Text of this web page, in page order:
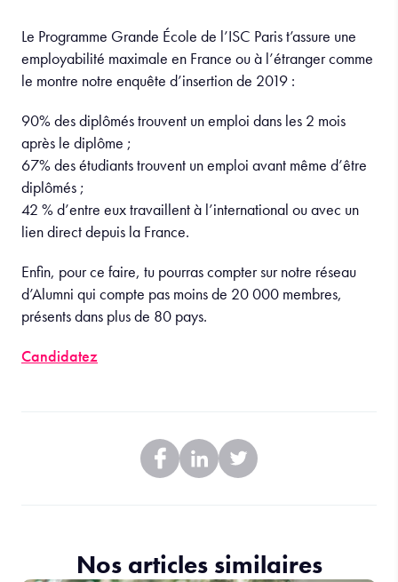
Le Programme Grande École de l’ISC Paris t’assure une
employabilité maximale en France ou à l’étranger comme
le montre notre enquête d’insertion de 2019 :
90% des diplômés trouvent un emploi dans les 2 mois
après le diplôme ;
67% des étudiants trouvent un emploi avant même d’être
diplômés ;
42 % d’entre eux travaillent à l’international ou avec un
lien direct depuis la France.
Enfin, pour ce faire, tu pourras compter sur notre réseau
d’Alumni qui compte pas moins de 20 000 membres,
présents dans plus de 80 pays.
Candidatez
Nos articles similaires